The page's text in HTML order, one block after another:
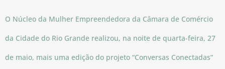
O Núcleo da Mulher Empreendedora da Câmara de Comércio
da Cidade do Rio Grande realizou, na noite de quarta-feira, 27
de maio, mais uma edição do projeto “Conversas Conectadas”